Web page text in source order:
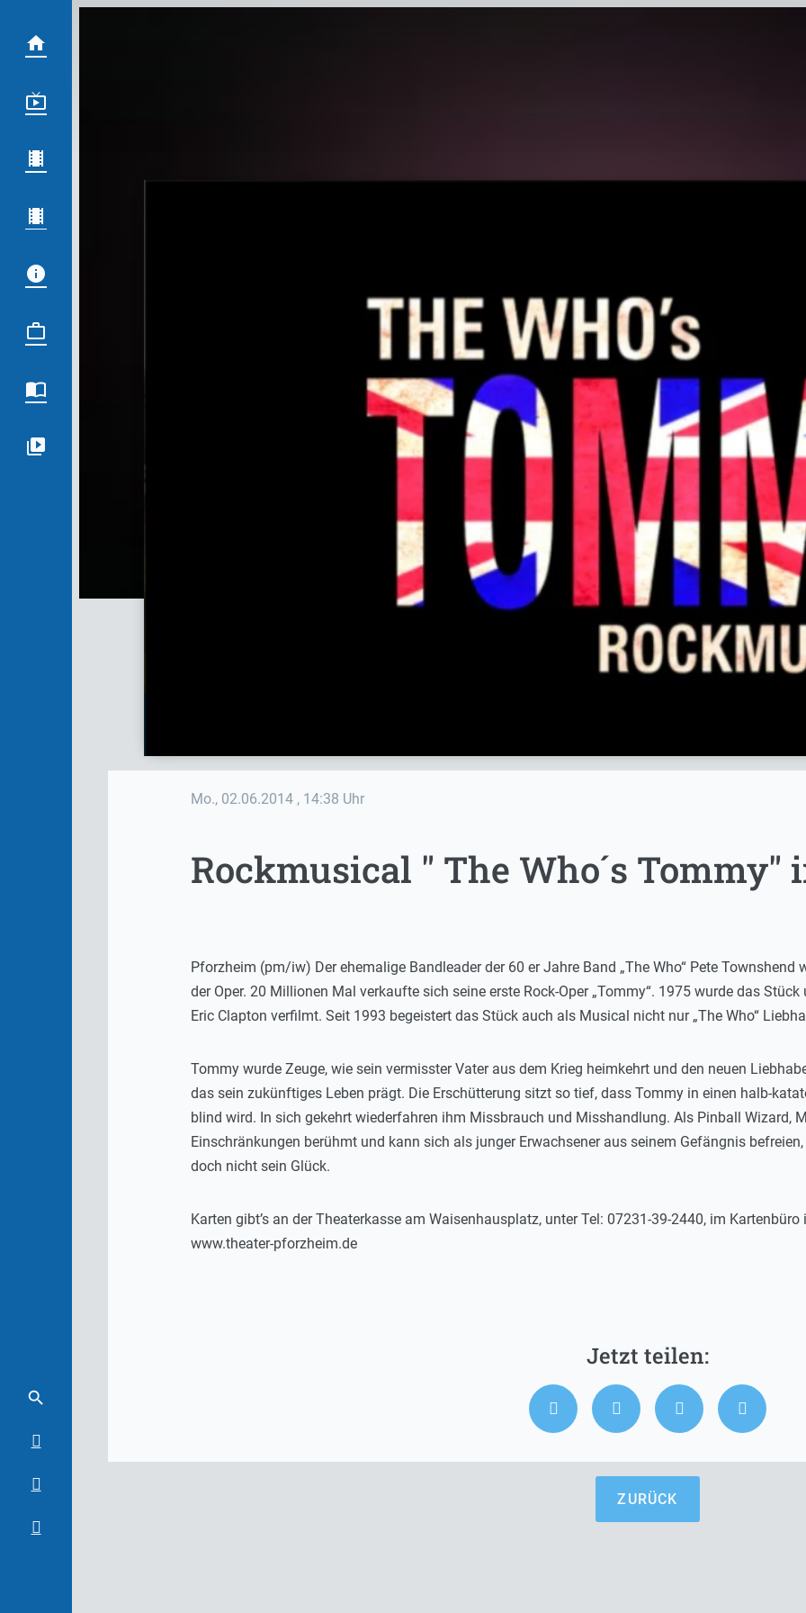
Mo., 02.06.2014 , 14:38 Uhr
Rockmusical " The Who´s Tommy"
Pforzheim (pm/iw) Der ehemalige Bandleader der 60 er Jahre Band „The Who“ Pete Townshend
der Oper. 20 Millionen Mal verkaufte sich seine erste Rock-Oper „Tommy“. 1975 wurde das
Eric Clapton verfilmt. Seit 1993 begeistert das Stück auch als Musical nicht nur „The Who“
Tommy wurde Zeuge, wie sein vermisster Vater aus dem Krieg heimkehrt und den neuen
das sein zukünftiges Leben prägt. Die Erschütterung sitzt so tief, dass Tommy in einen halb-
blind wird. In sich gekehrt wiederfahren ihm Missbrauch und Misshandlung. Als Pinball Wizard,
Einschränkungen berühmt und kann sich als junger Erwachsener aus seinem Gefängnis
doch nicht sein Glück.
Karten gibt’s an der Theaterkasse am Waisenhausplatz, unter Tel: 07231-39-2440, im
www.theater-pforzheim.de
ZURÜCK